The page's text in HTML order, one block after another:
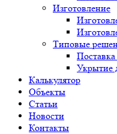
Изготовление
Типовые
Укрытие
Калькулятор
Объекты
Статьи
Новости
Контакты